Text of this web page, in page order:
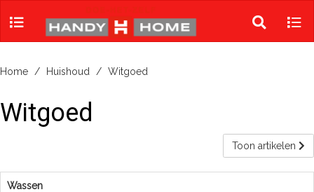
Toggle
search
Home Huishoud Witgoed
Witgoed
Toon artikelen
Wassen